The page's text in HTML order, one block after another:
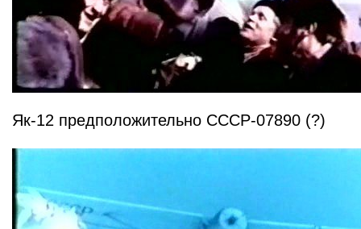
Як-12 предположительно СССР-07890 (?)